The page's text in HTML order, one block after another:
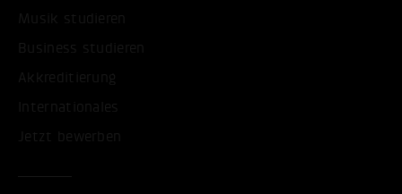
Musik studieren
Business studieren
Akkreditierung
Internationales
Jetzt bewerben